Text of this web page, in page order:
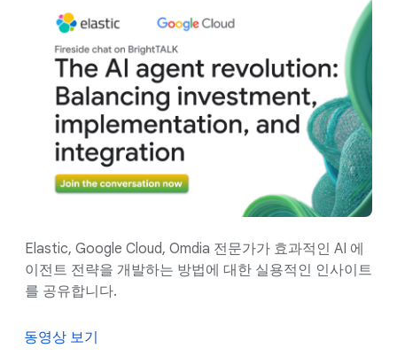
Elastic, Google Cloud, Omdia 전문가가 효과적인 AI 에
이전트 전략을 개발하는 방법에 대한 실용적인 인사이트
를 공유합니다.
동영상 보기